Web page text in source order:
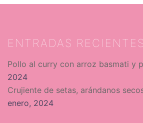
ENTRADAS RECIENTES
Pollo al curry con arroz basmati y
2024
Crujiente de setas, arándanos
enero, 2024